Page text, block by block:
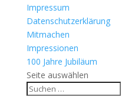
Impressum
Datenschutzerklärung
Mitmachen
Impressionen
100 Jahre Jubiläum
Seite auswählen